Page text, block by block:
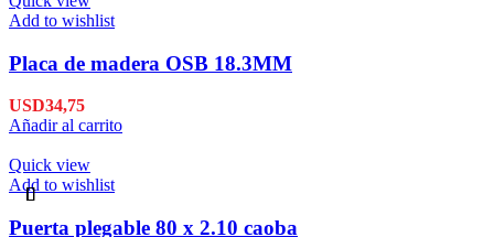
Add to wishlist
Placa de madera OSB 18.3MM
USD34,75
Añadir al carrito
Quick view
Add to wishlist
Puerta plegable 80 x 2.10 caoba